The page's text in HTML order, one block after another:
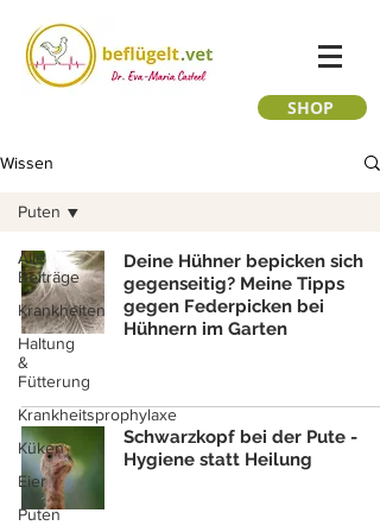
SHOP
Wissen
Alle
Beiträge
Krankheiten
Haltung
&
Fütterung
Krankheitsprophylaxe
Küken
Eier
Puten
Puten
Deine Hühner bepicken sich
gegenseitig? Meine Tipps
gegen Federpicken bei
Hühnern im Garten
​​Schwarzkopf bei der Pute -
Hygiene statt Heilung